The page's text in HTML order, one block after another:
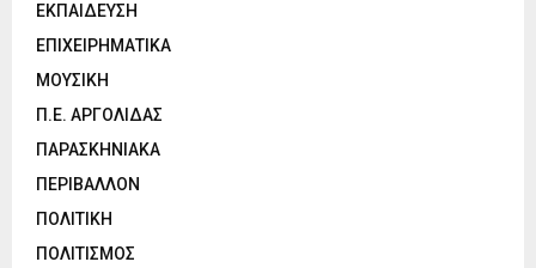
ΕΚΠΑΙΔΕΥΣΗ
ΕΠΙΧΕΙΡΗΜΑΤΙΚΑ
ΜΟΥΣΙΚΗ
Π.Ε. ΑΡΓΟΛΙΔΑΣ
ΠΑΡΑΣΚΗΝΙΑΚΑ
ΠΕΡΙΒΑΛΛΟΝ
ΠΟΛΙΤΙΚΗ
ΠΟΛΙΤΙΣΜΟΣ